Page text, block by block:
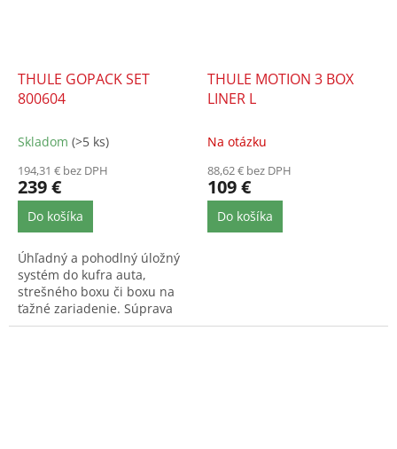
THULE GOPACK SET
800604
Skladom (>5 ks)
194,31 € bez DPH
239 €
Do košíka
Úhľadný a pohodlný úložný
systém do kufra auta,
strešného boxu či boxu na
ťažné zariadenie. Súprava
štyroch 75L tašiek.
THULE MOTION 3 BOX
LINER L
Na otázku
88,62 € bez DPH
109 €
Do košíka